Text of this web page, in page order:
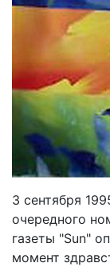
3 сентября
очередного
газеты "Sun"
момент